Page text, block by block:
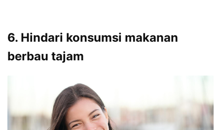
6. Hindari konsumsi makanan
berbau tajam